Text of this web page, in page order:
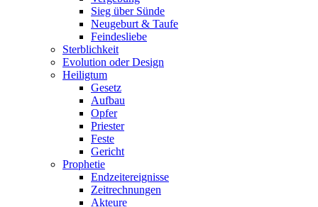
Sieg über Sünde
Neugeburt & Taufe
Feindesliebe
Sterblichkeit
Evolution oder Design
Heiligtum
Gesetz
Aufbau
Opfer
Priester
Feste
Gericht
Prophetie
Endzeitereignisse
Zeitrechnungen
Akteure